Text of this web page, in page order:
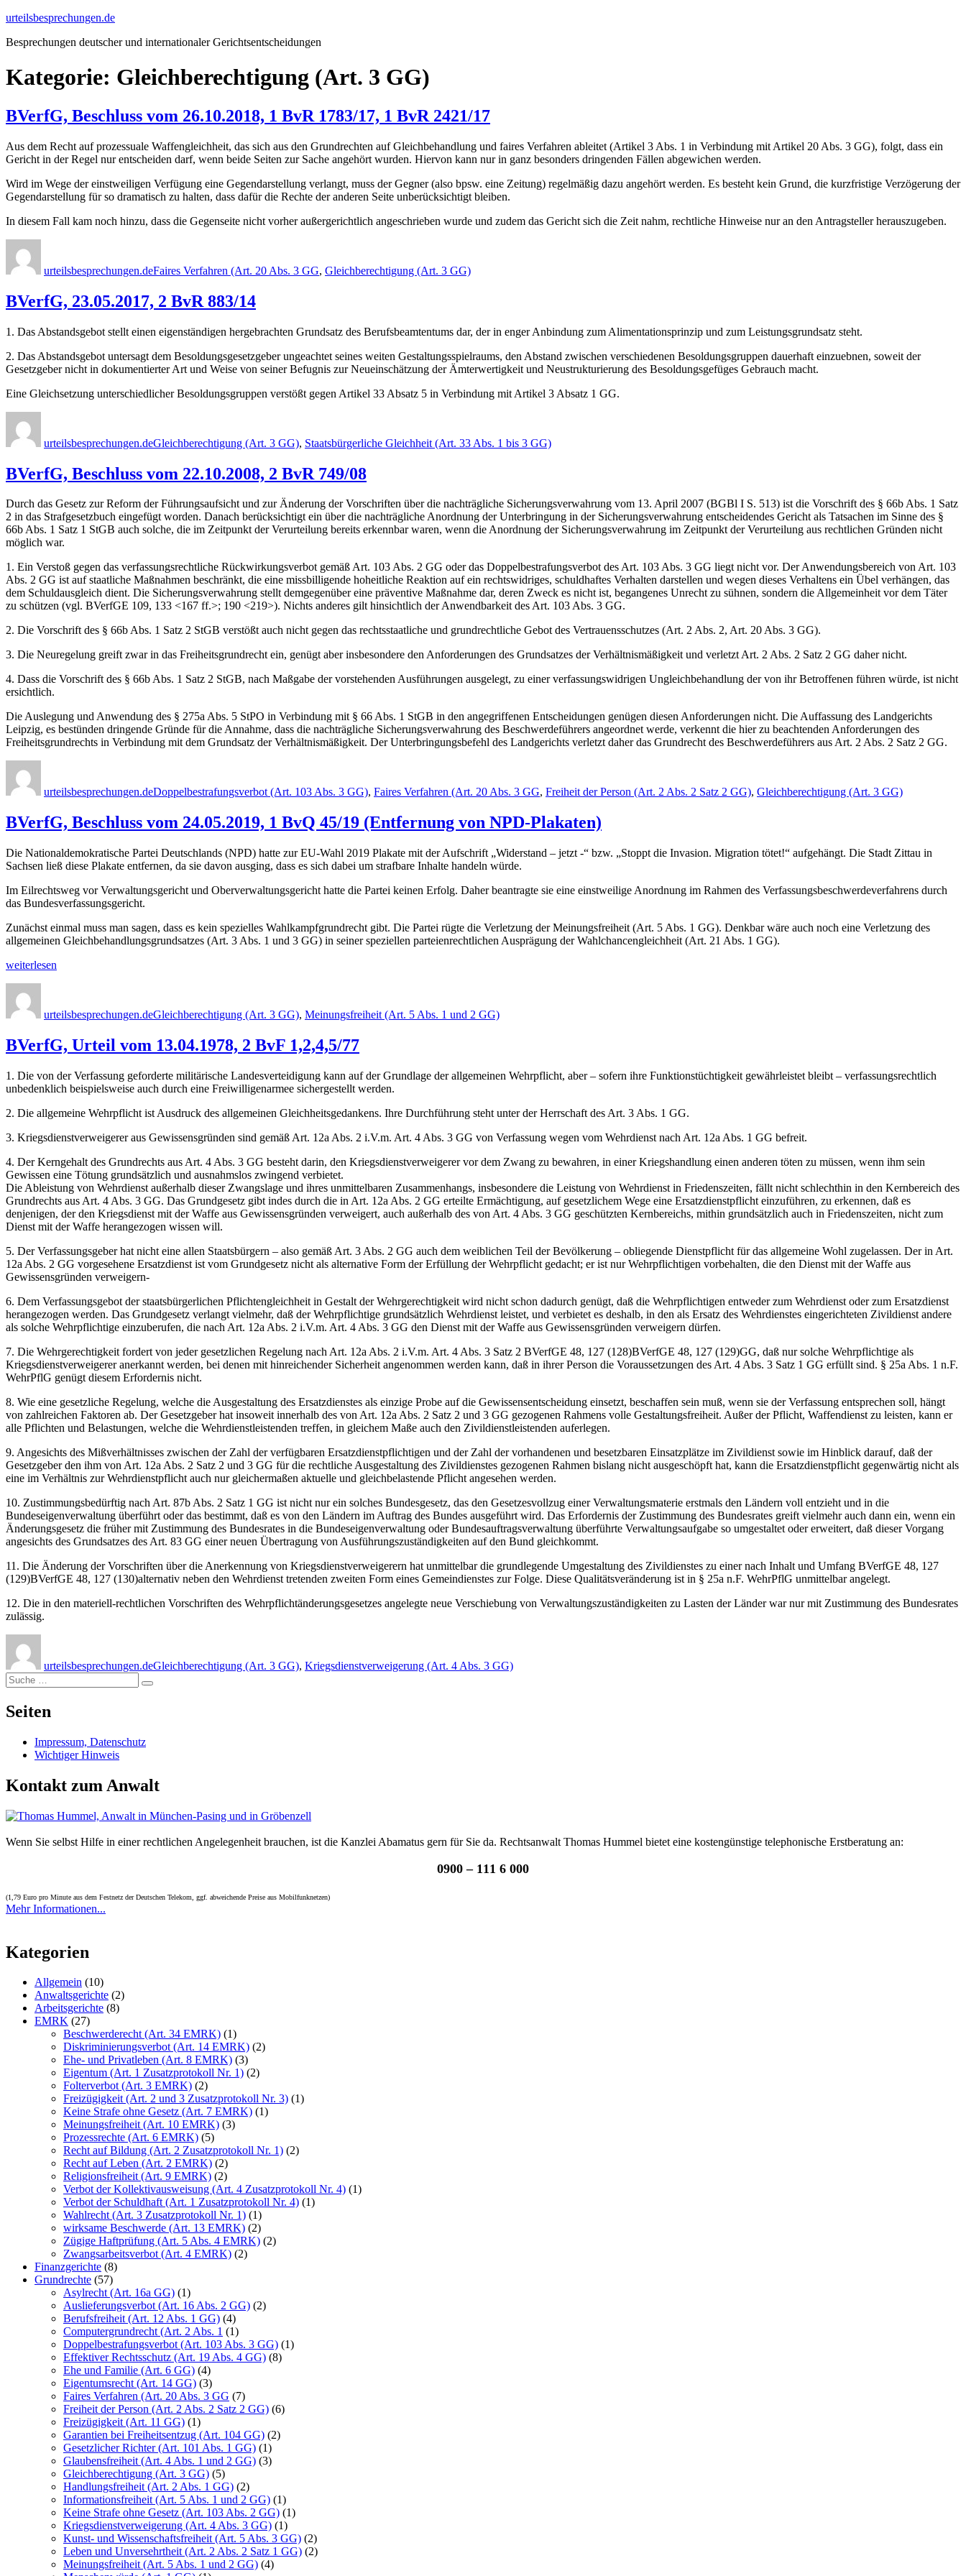
Zum
springen
urteilsbesprechungen.de
Besprechungen deutscher und internationaler Gerichtsentscheidungen
Kategorie: Gleichberechtigung (Art. 3 GG)
BVerfG, Beschluss vom 26.10.2018, 1 BvR 1783/17, 1 BvR 2421/17
Aus dem Recht auf prozessuale Waffengleichheit, das sich aus den Grundrechten auf Gleichbehandlung und faires Verfahren ableitet (Artikel 3 Abs. 1 in Verbindung mit Artikel 20 Abs. 3 GG), folgt, dass ein
Gericht in der Regel nur entscheiden darf, wenn beide Seiten zur Sache angehört wurden. Hiervon kann nur in ganz besonders dringenden Fällen abgewichen werden.
Wird im Wege der einstweiligen Verfügung eine Gegendarstellung verlangt, muss der Gegner (also bpsw. eine Zeitung) regelmäßig dazu angehört werden. Es besteht kein Grund, die kurzfristige Verzögerung der
Gegendarstellung für so dramatisch zu halten, dass dafür die Rechte der anderen Seite unberücksichtigt bleiben.
In diesem Fall kam noch hinzu, dass die Gegenseite nicht vorher außergerichtlich angeschrieben wurde und zudem das Gericht sich die Zeit nahm, rechtliche Hinweise nur an den Antragsteller herauszugeben.
urteilsbesprechungen.deFaires Verfahren (Art. 20 Abs. 3 GG, Gleichberechtigung (Art. 3 GG)
BVerfG, 23.05.2017, 2 BvR 883/14
1. Das Abstandsgebot stellt einen eigenständigen hergebrachten Grundsatz des Berufsbeamtentums dar, der in enger Anbindung zum Alimentationsprinzip und zum Leistungsgrundsatz steht.
2. Das Abstandsgebot untersagt dem Besoldungsgesetzgeber ungeachtet seines weiten Gestaltungsspielraums, den Abstand zwischen verschiedenen Besoldungsgruppen dauerhaft einzuebnen, soweit der
Gesetzgeber nicht in dokumentierter Art und Weise von seiner Befugnis zur Neueinschätzung der Ämterwertigkeit und Neustrukturierung des Besoldungsgefüges Gebrauch macht.
Eine Gleichsetzung unterschiedlicher Besoldungsgruppen verstößt gegen Artikel 33 Absatz 5 in Verbindung mit Artikel 3 Absatz 1 GG.
urteilsbesprechungen.deGleichberechtigung (Art. 3 GG), Staatsbürgerliche Gleichheit (Art. 33 Abs. 1 bis 3 GG)
BVerfG, Beschluss vom 22.10.2008, 2 BvR 749/08
Durch das Gesetz zur Reform der Führungsaufsicht und zur Änderung der Vorschriften über die nachträgliche Sicherungsverwahrung vom 13. April 2007 (BGBl I S. 513) ist die Vorschrift des § 66b Abs. 1 Satz
2 in das Strafgesetzbuch eingefügt worden. Danach berücksichtigt ein über die nachträgliche Anordnung der Unterbringung in der Sicherungsverwahrung entscheidendes Gericht als Tatsachen im Sinne des §
66b Abs. 1 Satz 1 StGB auch solche, die im Zeitpunkt der Verurteilung bereits erkennbar waren, wenn die Anordnung der Sicherungsverwahrung im Zeitpunkt der Verurteilung aus rechtlichen Gründen nicht
möglich war.
1. Ein Verstoß gegen das verfassungsrechtliche Rückwirkungsverbot gemäß Art. 103 Abs. 2 GG oder das Doppelbestrafungsverbot des Art. 103 Abs. 3 GG liegt nicht vor. Der Anwendungsbereich von Art. 103
Abs. 2 GG ist auf staatliche Maßnahmen beschränkt, die eine missbilligende hoheitliche Reaktion auf ein rechtswidriges, schuldhaftes Verhalten darstellen und wegen dieses Verhaltens ein Übel verhängen, das
dem Schuldausgleich dient. Die Sicherungsverwahrung stellt demgegenüber eine präventive Maßnahme dar, deren Zweck es nicht ist, begangenes Unrecht zu sühnen, sondern die Allgemeinheit vor dem Täter
zu schützen (vgl. BVerfGE 109, 133 <167 ff.>; 190 <219>). Nichts anderes gilt hinsichtlich der Anwendbarkeit des Art. 103 Abs. 3 GG.
2. Die Vorschrift des § 66b Abs. 1 Satz 2 StGB verstößt auch nicht gegen das rechtsstaatliche und grundrechtliche Gebot des Vertrauensschutzes (Art. 2 Abs. 2, Art. 20 Abs. 3 GG).
3. Die Neuregelung greift zwar in das Freiheitsgrundrecht ein, genügt aber insbesondere den Anforderungen des Grundsatzes der Verhältnismäßigkeit und verletzt Art. 2 Abs. 2 Satz 2 GG daher nicht.
4. Dass die Vorschrift des § 66b Abs. 1 Satz 2 StGB, nach Maßgabe der vorstehenden Ausführungen ausgelegt, zu einer verfassungswidrigen Ungleichbehandlung der von ihr Betroffenen führen würde, ist nicht
ersichtlich.
Die Auslegung und Anwendung des § 275a Abs. 5 StPO in Verbindung mit § 66 Abs. 1 StGB in den angegriffenen Entscheidungen genügen diesen Anforderungen nicht. Die Auffassung des Landgerichts
Leipzig, es bestünden dringende Gründe für die Annahme, dass die nachträgliche Sicherungsverwahrung des Beschwerdeführers angeordnet werde, verkennt die hier zu beachtenden Anforderungen des
Freiheitsgrundrechts in Verbindung mit dem Grundsatz der Verhältnismäßigkeit. Der Unterbringungsbefehl des Landgerichts verletzt daher das Grundrecht des Beschwerdeführers aus Art. 2 Abs. 2 Satz 2 GG.
urteilsbesprechungen.deDoppelbestrafungsverbot (Art. 103 Abs. 3 GG), Faires Verfahren (Art. 20 Abs. 3 GG, Freiheit der Person (Art. 2 Abs. 2 Satz 2 GG), Gleichberechtigung (Art. 3 GG)
BVerfG, Beschluss vom 24.05.2019, 1 BvQ 45/19 (Entfernung von NPD-Plakaten)
Die Nationaldemokratische Partei Deutschlands (NPD) hatte zur EU-Wahl 2019 Plakate mit der Aufschrift „Widerstand – jetzt -“ bzw. „Stoppt die Invasion. Migration tötet!“ aufgehängt. Die Stadt Zittau in
Sachsen ließ diese Plakate entfernen, da sie davon ausging, dass es sich dabei um strafbare Inhalte handeln würde.
Im Eilrechtsweg vor Verwaltungsgericht und Oberverwaltungsgericht hatte die Partei keinen Erfolg. Daher beantragte sie eine einstweilige Anordnung im Rahmen des Verfassungsbeschwerdeverfahrens durch
das Bundesverfassungsgericht.
Zunächst einmal muss man sagen, dass es kein spezielles Wahlkampfgrundrecht gibt. Die Partei rügte die Verletzung der Meinungsfreiheit (Art. 5 Abs. 1 GG). Denkbar wäre auch noch eine Verletzung des
allgemeinen Gleichbehandlungsgrundsatzes (Art. 3 Abs. 1 und 3 GG) in seiner speziellen parteienrechtlichen Ausprägung der Wahlchancengleichheit (Art. 21 Abs. 1 GG).
„BVerfG,
vom
24.05.2019,
1
45/19
(Entfernung
NPD-
Plakaten)“
weiterlesen
urteilsbesprechungen.deGleichberechtigung (Art. 3 GG), Meinungsfreiheit (Art. 5 Abs. 1 und 2 GG)
BVerfG, Urteil vom 13.04.1978, 2 BvF 1,2,4,5/77
1. Die von der Verfassung geforderte militärische Landesverteidigung kann auf der Grundlage der allgemeinen Wehrpflicht, aber – sofern ihre Funktionstüchtigkeit gewährleistet bleibt – verfassungsrechtlich
unbedenklich beispielsweise auch durch eine Freiwilligenarmee sichergestellt werden.
2. Die allgemeine Wehrpflicht ist Ausdruck des allgemeinen Gleichheitsgedankens. Ihre Durchführung steht unter der Herrschaft des Art. 3 Abs. 1 GG.
3. Kriegsdienstverweigerer aus Gewissensgründen sind gemäß Art. 12a Abs. 2 i.V.m. Art. 4 Abs. 3 GG von Verfassung wegen vom Wehrdienst nach Art. 12a Abs. 1 GG befreit.
4. Der Kerngehalt des Grundrechts aus Art. 4 Abs. 3 GG besteht darin, den Kriegsdienstverweigerer vor dem Zwang zu bewahren, in einer Kriegshandlung einen anderen töten zu müssen, wenn ihm sein
Gewissen eine Tötung grundsätzlich und ausnahmslos zwingend verbietet.
Die Ableistung von Wehrdienst außerhalb dieser Zwangslage und ihres unmittelbaren Zusammenhangs, insbesondere die Leistung von Wehrdienst in Friedenszeiten, fällt nicht schlechthin in den Kernbereich des
Grundrechts aus Art. 4 Abs. 3 GG. Das Grundgesetz gibt indes durch die in Art. 12a Abs. 2 GG erteilte Ermächtigung, auf gesetzlichem Wege eine Ersatzdienstpflicht einzuführen, zu erkennen, daß es
denjenigen, der den Kriegsdienst mit der Waffe aus Gewissensgründen verweigert, auch außerhalb des von Art. 4 Abs. 3 GG geschützten Kernbereichs, mithin grundsätzlich auch in Friedenszeiten, nicht zum
Dienst mit der Waffe herangezogen wissen will.
5. Der Verfassungsgeber hat nicht eine allen Staatsbürgern – also gemäß Art. 3 Abs. 2 GG auch dem weiblichen Teil der Bevölkerung – obliegende Dienstpflicht für das allgemeine Wohl zugelassen. Der in Art.
12a Abs. 2 GG vorgesehene Ersatzdienst ist vom Grundgesetz nicht als alternative Form der Erfüllung der Wehrpflicht gedacht; er ist nur Wehrpflichtigen vorbehalten, die den Dienst mit der Waffe aus
Gewissensgründen verweigern-
6. Dem Verfassungsgebot der staatsbürgerlichen Pflichtengleichheit in Gestalt der Wehrgerechtigkeit wird nicht schon dadurch genügt, daß die Wehrpflichtigen entweder zum Wehrdienst oder zum Ersatzdienst
herangezogen werden. Das Grundgesetz verlangt vielmehr, daß der Wehrpflichtige grundsätzlich Wehrdienst leistet, und verbietet es deshalb, in den als Ersatz des Wehrdienstes eingerichteten Zivildienst andere
als solche Wehrpflichtige einzuberufen, die nach Art. 12a Abs. 2 i.V.m. Art. 4 Abs. 3 GG den Dienst mit der Waffe aus Gewissensgründen verweigern dürfen.
7. Die Wehrgerechtigkeit fordert von jeder gesetzlichen Regelung nach Art. 12a Abs. 2 i.V.m. Art. 4 Abs. 3 Satz 2 BVerfGE 48, 127 (128)BVerfGE 48, 127 (129)GG, daß nur solche Wehrpflichtige als
Kriegsdienstverweigerer anerkannt werden, bei denen mit hinreichender Sicherheit angenommen werden kann, daß in ihrer Person die Voraussetzungen des Art. 4 Abs. 3 Satz 1 GG erfüllt sind. § 25a Abs. 1 n.F.
WehrPflG genügt diesem Erfordernis nicht.
8. Wie eine gesetzliche Regelung, welche die Ausgestaltung des Ersatzdienstes als einzige Probe auf die Gewissensentscheidung einsetzt, beschaffen sein muß, wenn sie der Verfassung entsprechen soll, hängt
von zahlreichen Faktoren ab. Der Gesetzgeber hat insoweit innerhalb des von Art. 12a Abs. 2 Satz 2 und 3 GG gezogenen Rahmens volle Gestaltungsfreiheit. Außer der Pflicht, Waffendienst zu leisten, kann er
alle Pflichten und Belastungen, welche die Wehrdienstleistenden treffen, in gleichem Maße auch den Zivildienstleistenden auferlegen.
9. Angesichts des Mißverhältnisses zwischen der Zahl der verfügbaren Ersatzdienstpflichtigen und der Zahl der vorhandenen und besetzbaren Einsatzplätze im Zivildienst sowie im Hinblick darauf, daß der
Gesetzgeber den ihm von Art. 12a Abs. 2 Satz 2 und 3 GG für die rechtliche Ausgestaltung des Zivildienstes gezogenen Rahmen bislang nicht ausgeschöpft hat, kann die Ersatzdienstpflicht gegenwärtig nicht als
eine im Verhältnis zur Wehrdienstpflicht auch nur gleichermaßen aktuelle und gleichbelastende Pflicht angesehen werden.
10. Zustimmungsbedürftig nach Art. 87b Abs. 2 Satz 1 GG ist nicht nur ein solches Bundesgesetz, das den Gesetzesvollzug einer Verwaltungsmaterie erstmals den Ländern voll entzieht und in die
Bundeseigenverwaltung überführt oder das bestimmt, daß es von den Ländern im Auftrag des Bundes ausgeführt wird. Das Erfordernis der Zustimmung des Bundesrates greift vielmehr auch dann ein, wenn ein
Änderungsgesetz die früher mit Zustimmung des Bundesrates in die Bundeseigenverwaltung oder Bundesauftragsverwaltung überführte Verwaltungsaufgabe so umgestaltet oder erweitert, daß dieser Vorgang
angesichts des Grundsatzes des Art. 83 GG einer neuen Übertragung von Ausführungszuständigkeiten auf den Bund gleichkommt.
11. Die Änderung der Vorschriften über die Anerkennung von Kriegsdienstverweigerern hat unmittelbar die grundlegende Umgestaltung des Zivildienstes zu einer nach Inhalt und Umfang BVerfGE 48, 127
(129)BVerfGE 48, 127 (130)alternativ neben den Wehrdienst tretenden zweiten Form eines Gemeindienstes zur Folge. Diese Qualitätsveränderung ist in § 25a n.F. WehrPflG unmittelbar angelegt.
12. Die in den materiell-rechtlichen Vorschriften des Wehrpflichtänderungsgesetzes angelegte neue Verschiebung von Verwaltungszuständigkeiten zu Lasten der Länder war nur mit Zustimmung des Bundesrates
zulässig.
urteilsbesprechungen.deGleichberechtigung (Art. 3 GG), Kriegsdienstverweigerung (Art. 4 Abs. 3 GG)
Suche
nach:
Suche
Seiten
Impressum, Datenschutz
Wichtiger Hinweis
Kontakt zum Anwalt
Wenn Sie selbst Hilfe in einer rechtlichen Angelegenheit brauchen, ist die Kanzlei Abamatus gern für Sie da. Rechtsanwalt Thomas Hummel bietet eine kostengünstige telephonische Erstberatung an:
0900 – 111 6 000
(1,79 Euro pro Minute aus dem Festnetz der Deutschen Telekom, ggf. abweichende Preise aus Mobilfunknetzen)
Mehr Informationen...
Kategorien
Allgemein (10)
Anwaltsgerichte (2)
Arbeitsgerichte (8)
EMRK (27)
Beschwerderecht (Art. 34 EMRK) (1)
Diskriminierungsverbot (Art. 14 EMRK) (2)
Ehe- und Privatleben (Art. 8 EMRK) (3)
Eigentum (Art. 1 Zusatzprotokoll Nr. 1) (2)
Folterverbot (Art. 3 EMRK) (2)
Freizügigkeit (Art. 2 und 3 Zusatzprotokoll Nr. 3) (1)
Keine Strafe ohne Gesetz (Art. 7 EMRK) (1)
Meinungsfreiheit (Art. 10 EMRK) (3)
Prozessrechte (Art. 6 EMRK) (5)
Recht auf Bildung (Art. 2 Zusatzprotokoll Nr. 1) (2)
Recht auf Leben (Art. 2 EMRK) (2)
Religionsfreiheit (Art. 9 EMRK) (2)
Verbot der Kollektivausweisung (Art. 4 Zusatzprotokoll Nr. 4) (1)
Verbot der Schuldhaft (Art. 1 Zusatzprotokoll Nr. 4) (1)
Wahlrecht (Art. 3 Zusatzprotokoll Nr. 1) (1)
wirksame Beschwerde (Art. 13 EMRK) (2)
Zügige Haftprüfung (Art. 5 Abs. 4 EMRK) (2)
Zwangsarbeitsverbot (Art. 4 EMRK) (2)
Finanzgerichte (8)
Grundrechte (57)
Asylrecht (Art. 16a GG) (1)
Auslieferungsverbot (Art. 16 Abs. 2 GG) (2)
Berufsfreiheit (Art. 12 Abs. 1 GG) (4)
Computergrundrecht (Art. 2 Abs. 1 (1)
Doppelbestrafungsverbot (Art. 103 Abs. 3 GG) (1)
Effektiver Rechtsschutz (Art. 19 Abs. 4 GG) (8)
Ehe und Familie (Art. 6 GG) (4)
Eigentumsrecht (Art. 14 GG) (3)
Faires Verfahren (Art. 20 Abs. 3 GG (7)
Freiheit der Person (Art. 2 Abs. 2 Satz 2 GG) (6)
Freizügigkeit (Art. 11 GG) (1)
Garantien bei Freiheitsentzug (Art. 104 GG) (2)
Gesetzlicher Richter (Art. 101 Abs. 1 GG) (1)
Glaubensfreiheit (Art. 4 Abs. 1 und 2 GG) (3)
Gleichberechtigung (Art. 3 GG) (5)
Handlungsfreiheit (Art. 2 Abs. 1 GG) (2)
Informationsfreiheit (Art. 5 Abs. 1 und 2 GG) (1)
Keine Strafe ohne Gesetz (Art. 103 Abs. 2 GG) (1)
Kriegsdienstverweigerung (Art. 4 Abs. 3 GG) (1)
Kunst- und Wissenschaftsfreiheit (Art. 5 Abs. 3 GG) (2)
Leben und Unversehrtheit (Art. 2 Abs. 2 Satz 1 GG) (2)
Meinungsfreiheit (Art. 5 Abs. 1 und 2 GG) (4)